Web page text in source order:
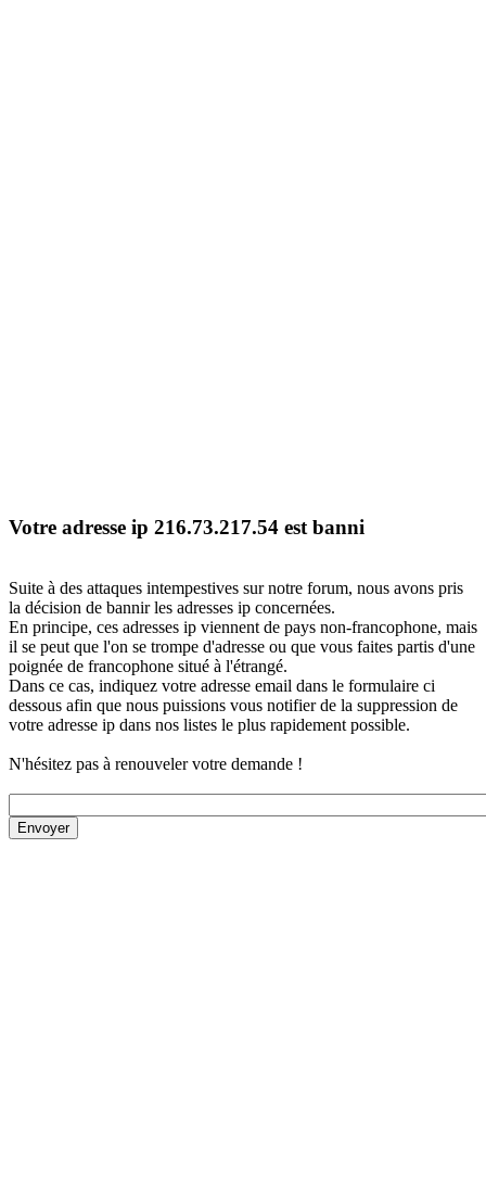
Votre adresse ip 216.73.217.54 est banni
Suite à des attaques intempestives sur notre forum, nous avons pris
la décision de bannir les adresses ip concernées.
En principe, ces adresses ip viennent de pays non-francophone, mais
il se peut que l'on se trompe d'adresse ou que vous faites partis d'une
poignée de francophone situé à l'étrangé.
Dans ce cas, indiquez votre adresse email dans le formulaire ci
dessous afin que nous puissions vous notifier de la suppression de
votre adresse ip dans nos listes le plus rapidement possible.
N'hésitez pas à renouveler votre demande !